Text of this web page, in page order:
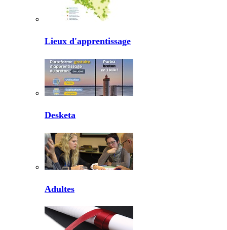
Lieux d'apprentissage
Desketa
Adultes